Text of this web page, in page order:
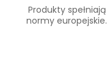
Produkty spełniają
normy europejskie.